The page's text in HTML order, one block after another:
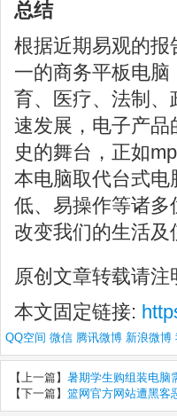
总结
根据近期易观的
一的商务平板电
育、医疗、法制
速发展，电子产品
史的舞台，正如
本电脑取代台式
低、易操作等诸
改变我们的生活
原创文章转载请注
本文固定链接:
QQ空间 微信 腾讯微博 新浪微博
【上一篇】 暑期学生购组装电脑
【下一篇】 篮网官方网站遭黑客